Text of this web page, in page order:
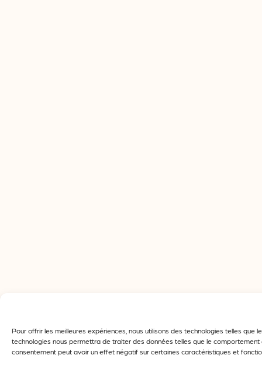
Pour offrir les meilleures expériences, nous utilisons des technologies telles
technologies nous permettra de traiter des données telles que le
consentement peut avoir un effet négatif sur certaines caractéristiques et